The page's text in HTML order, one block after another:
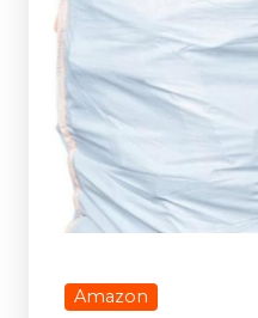
Amazon